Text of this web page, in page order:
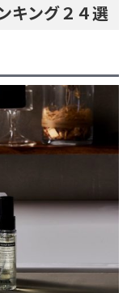
キング２４選